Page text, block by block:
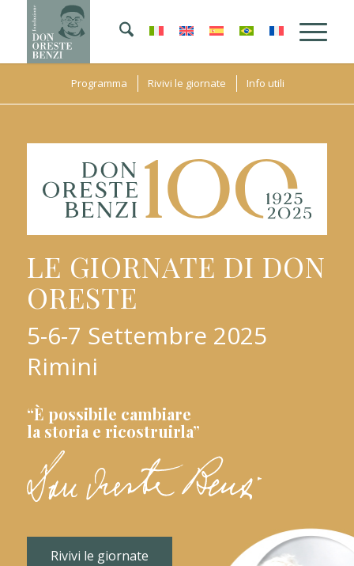
Programma Rivivi le giornate Info utili
LE GIORNATE DI DON
ORESTE
5-6-7 Settembre 2025
Rimini
“È possibile cambiare
la storia e ricostruirla”
Rivivi le giornate